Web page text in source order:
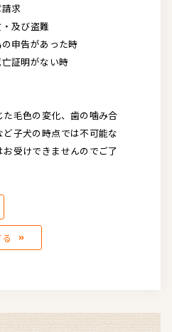
求
及び盗難
申告があった時
証明がない時
毛色の変化、歯の噛み合
子犬の時点では不可能な
受けできませんのでご了